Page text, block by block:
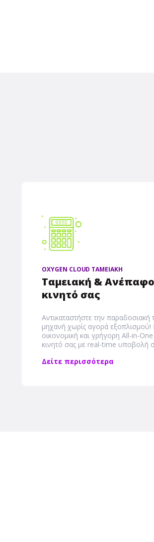
OXYGEN CLOUD ΤΑΜΕΙΑΚΗ
Ταμειακή & Ανέπαφο
κινητό σας
Αντικαταστήστε την παραδοσιακή
μηχανή χωρίς αγορά εξοπλισμού!
οικονομική και γρήγορη Αll-in-
κινητό σας με real-time υποβολή
Δείτε περισσότερα